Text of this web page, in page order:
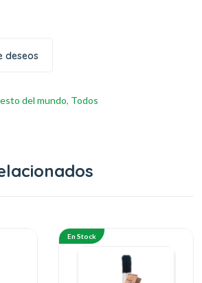
deseos
del mundo, Todos
En Stock